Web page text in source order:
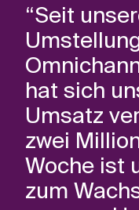
“Seit
hat sich
Umsatz
zwei
Woche ist
zum